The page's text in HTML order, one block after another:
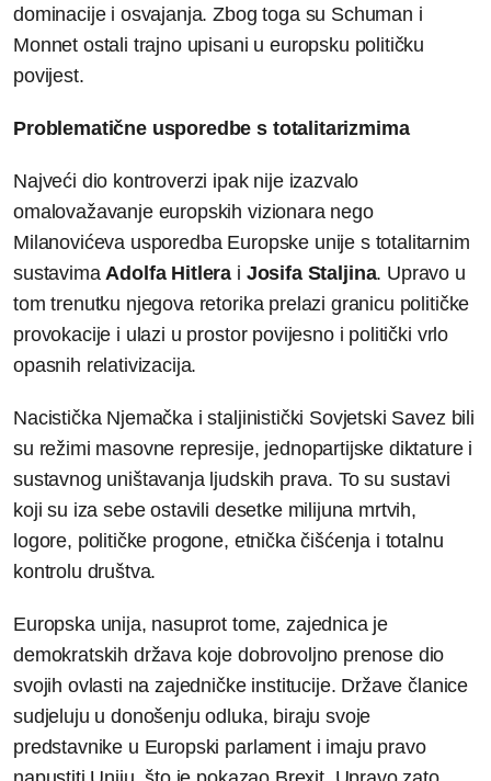
dominacije i osvajanja. Zbog toga su Schuman i
Monnet ostali trajno upisani u europsku političku
povijest.
Problematične usporedbe s totalitarizmima
Najveći dio kontroverzi ipak nije izazvalo
omalovažavanje europskih vizionara nego
Milanovićeva usporedba Europske unije s totalitarnim
sustavimaAdolfaHitlera i JosifaStaljina. Upravo u
tom trenutku njegova retorika prelazi granicu političke
provokacije i ulazi u prostor povijesno i politički vrlo
opasnih relativizacija.
Nacistička Njemačka i staljinistički Sovjetski Savez bili
su režimi masovne represije, jednopartijske diktature i
sustavnog uništavanja ljudskih prava. To su sustavi
koji su iza sebe ostavili desetke milijuna mrtvih,
logore, političke progone, etnička čišćenja i totalnu
kontrolu društva.
Europska unija, nasuprot tome, zajednica je
demokratskih država koje dobrovoljno prenose dio
svojih ovlasti na zajedničke institucije. Države članice
sudjeluju u donošenju odluka, biraju svoje
predstavnike u Europski parlament i imaju pravo